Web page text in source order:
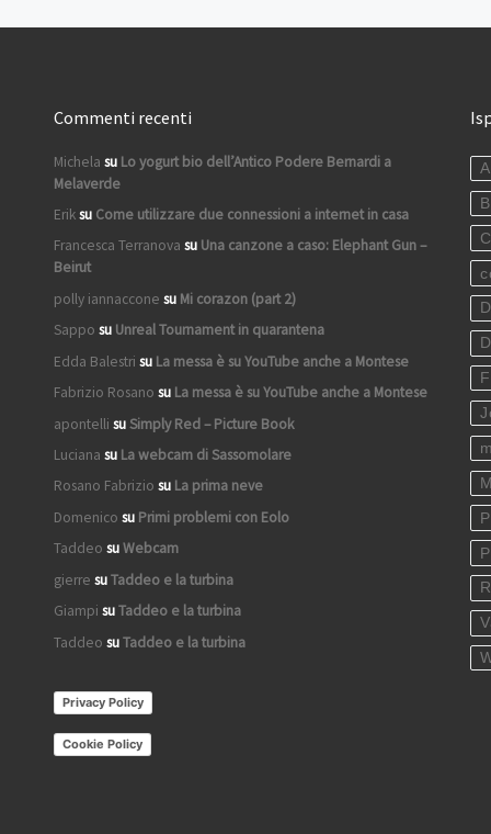
Commenti recenti
Michela su Lo yogurt bio dell’Antico Podere Bernardi a
Melaverde
Eriksu Come utilizzare due connessioni a internet in casa
Francesca Terranova su Una canzone a caso: Elephant Gun –
Beirut
polly iannaccone su Mi corazon (part 2)
Sappo su Unreal Tournament in quarantena
Edda Balestri su La messa è su YouTube anche a Montese
Fabrizio Rosano su La messa è su YouTube anche a Montese
apontelli suSimply Red – Picture Book
Luciana su La webcam di Sassomolare
Rosano Fabrizio su La prima neve
Domenico su Primi problemi con Eolo
Taddeo suWebcam
gierre suTaddeo e la turbina
Giampi suTaddeo e la turbina
Taddeo suTaddeo e la turbina
Privacy Policy
Cookie Policy